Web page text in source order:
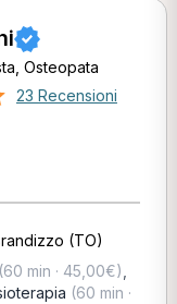
Osteopata
23 Recensioni
(TO)
(60 min · 45,00€)
(60 min ·